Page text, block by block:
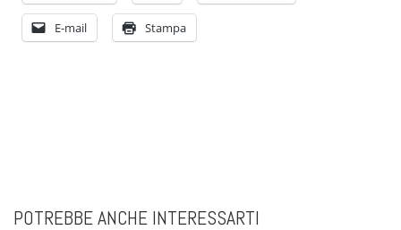
E-mail Stampa
POTREBBE ANCHE INTERESSARTI